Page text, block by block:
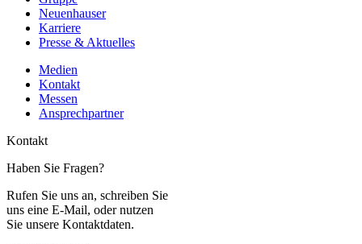
Neuenhauser
Karriere
Presse & Aktuelles
Medien
Kontakt
Messen
Ansprechpartner
Kontakt
Haben Sie Fragen?
Rufen Sie uns an, schreiben Sie
uns eine E-Mail, oder nutzen
Sie unsere Kontaktdaten.